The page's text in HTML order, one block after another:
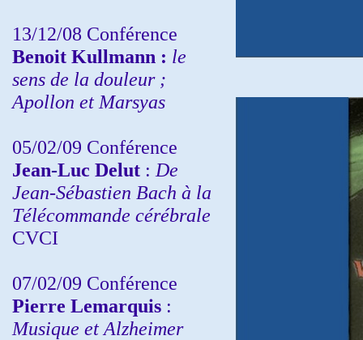
13/12/08 Conférence
Benoit Kullmann : le
sens de la douleur ;
Apollon et Marsyas
05/02/09 Conférence
Jean-Luc Delut : De
Jean-Sébastien Bach à la
Télécommande cérébrale
CVCI
07/02/09 Conférence
Pierre Lemarquis :
Musique et Alzheimer